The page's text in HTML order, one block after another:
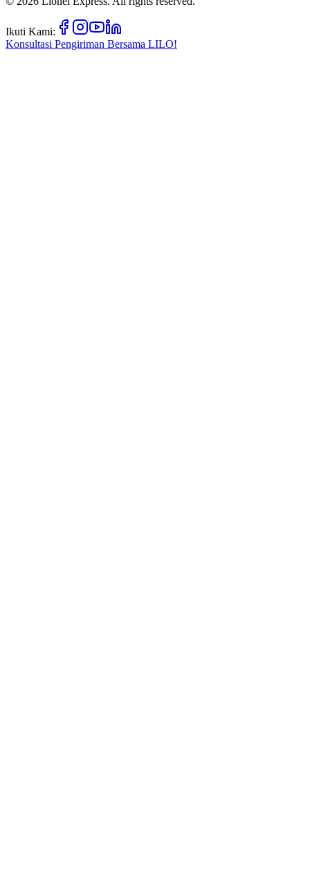
Ikuti Kami:
Konsultasi Pengiriman Bersama LILO!